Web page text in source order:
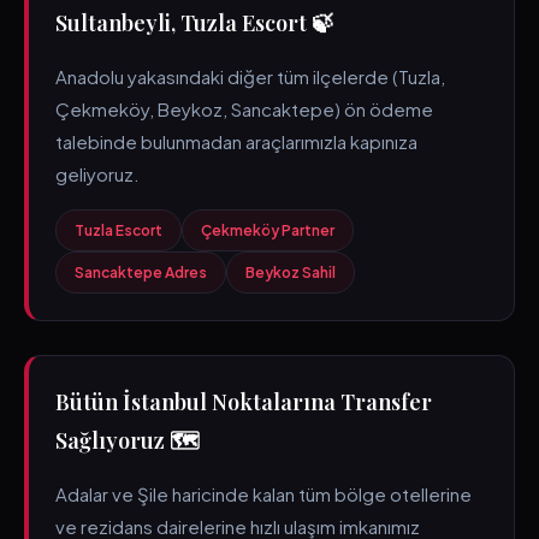
Sultanbeyli, Tuzla Escort 🍃
Anadolu yakasındaki diğer tüm ilçelerde (Tuzla,
Çekmeköy, Beykoz, Sancaktepe) ön ödeme
talebinde bulunmadan araçlarımızla kapınıza
geliyoruz.
Tuzla Escort Çekmeköy Partner
Sancaktepe Adres Beykoz Sahil
Bütün İstanbul Noktalarına Transfer
Sağlıyoruz 🗺️
Adalar ve Şile haricinde kalan tüm bölge otellerine
ve rezidans dairelerine hızlı ulaşım imkanımız